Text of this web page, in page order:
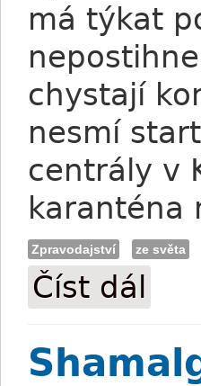
má týkat
chystají
nesmí
centrály v
karanténa
Zpravodajství ze světa
Číst dál